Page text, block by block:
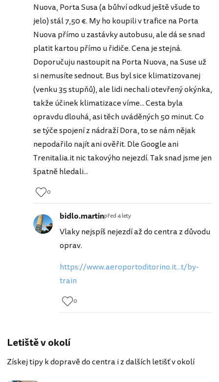
Nuova, Porta Susa (a bůhví odkud ještě všude to
jelo) stál 7,50 €. My ho koupili v trafice na Porta
Nuova přímo u zastávky autobusu, ale dá se snad
platit kartou přímo u řidiče. Cena je stejná.
Doporučuju nastoupit na Porta Nuova, na Suse už
si nemusíte sednout. Bus byl sice klimatizovanej
(venku 35 stupňů), ale lidi nechali otevřený okýnka,
takže účinek klimatizace víme... Cesta byla
opravdu dlouhá, asi těch uváděných 50 minut. Co
se týče spojení z nádraží Dora, to se nám nějak
nepodařilo najít ani ověřit. Dle Google ani
Trenitalia.it nic takovýho nejezdí. Tak snad jsme jen
špatně hledali...
0
bidlo.martinpřed 4 lety
Vlaky nejspíš nejezdí až do centra z důvodu
oprav.
https://www.aeroportoditorino.it...t/by-
train
0
Letiště v okolí
Získej tipy k dopravě do centra i z dalších letišť v okolí